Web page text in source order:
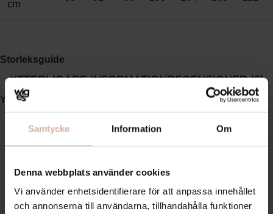
Samtycke Information Om
Denna webbplats använder cookies
Vi använder enhetsidentifierare för att anpassa innehållet
och annonserna till användarna, tillhandahålla funktioner
cm
Storleksguide
YTTERLIGARE INFORMATIONRECENSIONER (0)
Ytterligare information
FÄRG
STORLEK